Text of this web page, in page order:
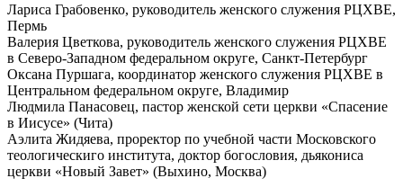
Лариса Грабовенко, руководитель женского служения РЦХВЕ,
Пермь
Валерия Цветкова, руководитель женского служения РЦХВЕ
в Северо-Западном федеральном округе, Санкт-Петербург
Оксана Пуршага, координатор женского служения РЦХВЕ в
Центральном федеральном округе, Владимир
Людмила Панасовец, пастор женской сети церкви «Спасение
в Иисусе» (Чита)
Аэлита Жидяева, проректор по учебной части Московского
теологическиго института, доктор богословия, дьякониса
церкви «Новый Завет» (Выхино, Москва)